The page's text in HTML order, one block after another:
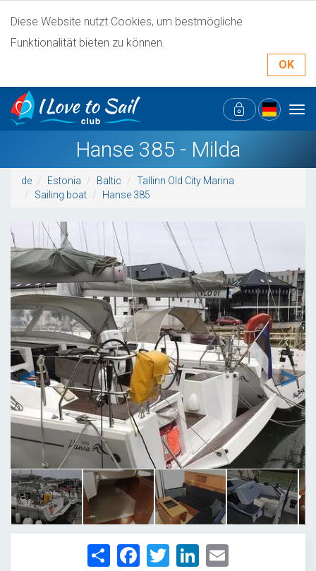
Diese Website nutzt Cookies, um bestmögliche
Funktionalität bieten zu können.
OK
Hanse 385 - Milda
de Estonia Baltic
Tallinn Old City Marina
Sailing boat
Hanse 385
1/11
Share FacebookTwitter LinkedIn